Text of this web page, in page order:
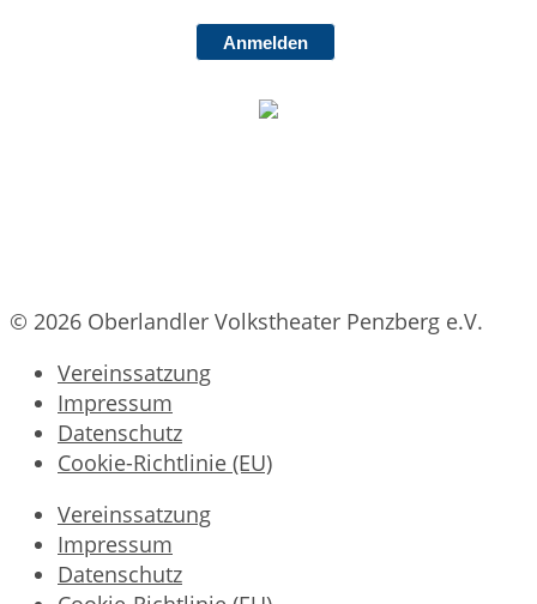
Anmelden
© 2026 Oberlandler Volkstheater Penzberg e.V.
Vereinssatzung
Impressum
Datenschutz
Cookie-Richtlinie (EU)
Vereinssatzung
Impressum
Datenschutz